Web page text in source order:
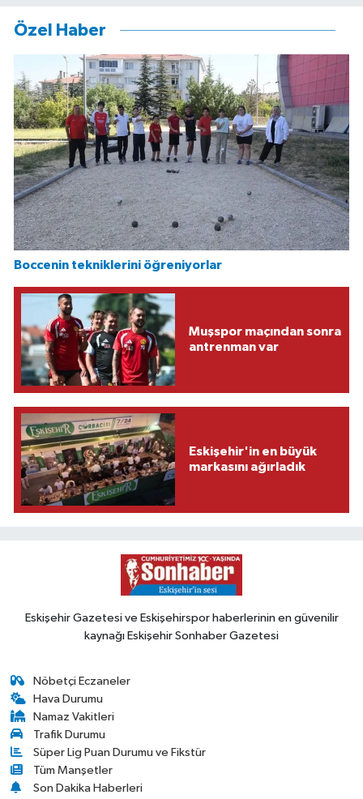
Özel Haber
Boccenin tekniklerini öğreniyorlar
Muşspor maçından sonra
antrenman var
Eskişehir'in en büyük
markasını ağırladık
Eskişehir Gazetesi ve Eskişehirspor haberlerinin en güvenilir
kaynağı Eskişehir Sonhaber Gazetesi
Nöbetçi Eczaneler
Hava Durumu
Namaz Vakitleri
Trafik Durumu
Süper Lig Puan Durumu ve Fikstür
Tüm Manşetler
Son Dakika Haberleri